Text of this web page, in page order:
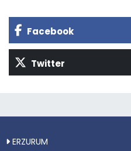
Facebook
Twitter
ERZURUM